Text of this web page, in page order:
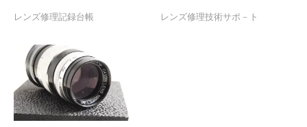
レンズ修理記録台帳 レンズ修理技術サポ－ト